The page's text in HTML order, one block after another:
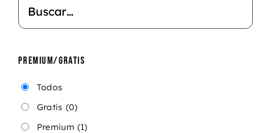
PREMIUM/GRATIS
Todos
Gratis (0)
Premium (1)